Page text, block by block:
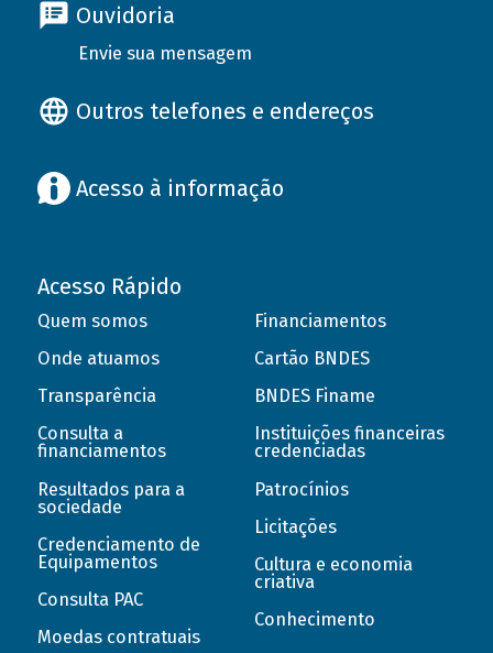
Ouvidoria
Envie sua mensagem
Outros telefones e endereços
Acesso à informação
Acesso Rápido
Quem somos
Onde atuamos
Transparência
Consulta a
financiamentos
Resultados para a
sociedade
Credenciamento de
Equipamentos
Consulta PAC
Moedas contratuais
Financiamentos
Cartão BNDES
BNDES Finame
Instituições financeiras
credenciadas
Patrocínios
Licitações
Cultura e economia
criativa
Conhecimento